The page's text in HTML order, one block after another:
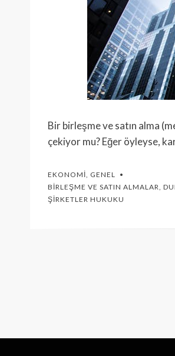
Bir birleşme ve satın alma
çekiyor mu? Eğer öyleyse,
EKONOMI, GENEL
BIRLEŞME VE SATIN ALMALAR,
ŞIRKETLER HUKUKU